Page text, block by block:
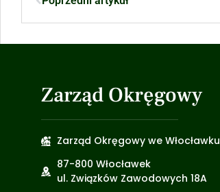
Zarząd Okręgowy
Zarząd Okręgowy we Włocławku
87-800 Włocławek
ul. Związków Zawodowych 18A